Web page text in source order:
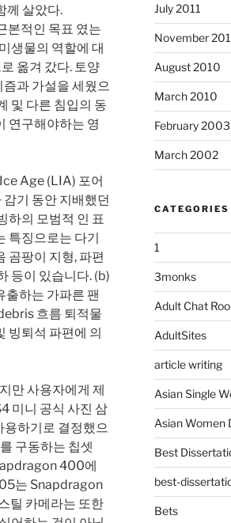
께 살았다.
본적인 목표 였는
생물의 역할에 대
옮겨 갔다. 토양
과 가설을 세웠으
및 다른 침입의 동
연구해야하는 영
Age (LIA) 포어
기 동안 지배했던
하의 모범적 인 표
특징으로는 다기
곰팡이 지형, 파편
등이 있습니다. (b)
출하는 가파른 팬
흐름 퇴적물
빙퇴석 파편에 의
만 사용자에게 제
미니 공식 사진 삼
용하기로 결정했으
구동하는 칩셋
400에
는 Snapdragon
틸 카메라는 또한
July 2011
November
August 2010
March 2010
February 2003
March 2002
CATEGORIES
1
3monks
Adult Chat
AdultSites
article writing
Asian Single
Asian Women
Best
best-
Bets